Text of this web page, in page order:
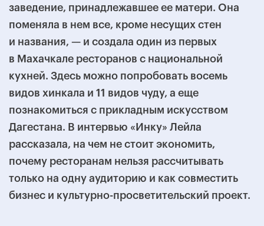
заведение, принадлежавшее ее матери. Она
поменяла в нем все, кроме несущих стен
и названия, — и создала один из первых
в Махачкале ресторанов с национальной
кухней. Здесь можно попробовать восемь
видов хинкала и 11 видов чуду, а еще
познакомиться с прикладным искусством
Дагестана. В интервью «Инку» Лейла
рассказала, на чем не стоит экономить,
почему ресторанам нельзя рассчитывать
только на одну аудиторию и как совместить
бизнес и культурно-просветительский проект.